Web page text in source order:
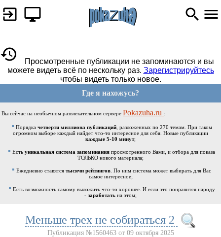
Просмотренные публикации не запоминаются и вы
можете видеть всё по нескольку раз. Зарегистрируйтесь
чтобы видеть только новое.
Где я нахожусь?
Вы сейчас на необычном развлекательном сервере Pokazuha.ru :
Порядка четверти миллиона публикаций, разложенных по 270 темам. При таком
огромном выборе каждый найдет что-то интересное для себя. Новые публикации
каждые 5-10 минут;
Есть уникальная система запоминания просмотренного Вами, и отбора для показа
ТОЛЬКО нового материала;
Ежедневно ставятся тысячи рейтингов . По ним система может выбирать для Вас
самое интересное;
Есть возможность самому выложить что-то хорошее. И если это понравится народу
- заработать на этом;
Меньше трех не собираться 2
Публикация №1560463 от 09 октября 2025